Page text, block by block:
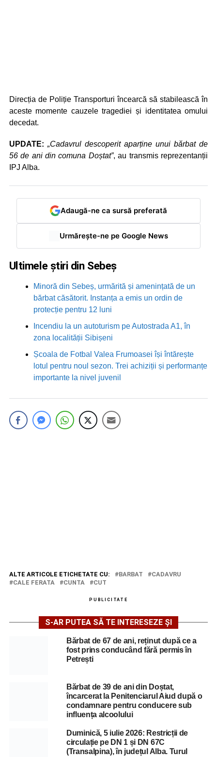
Direcția de Poliție Transporturi încearcă să stabilească în
aceste momente cauzele tragediei și identitatea omului
decedat.
UPDATE: „Cadavrul descoperit aparține unui bărbat de
56 de ani din comuna Doștat”, au transmis reprezentanții
IPJ Alba.
Adaugă-ne ca sursă preferată
Urmărește-ne pe Google News
Ultimele știri din Sebeș
Minoră din Sebeș, urmărită și amenințată de un
bărbat căsătorit. Instanța a emis un ordin de
protecție pentru 12 luni
Incendiu la un autoturism pe Autostrada A1, în
zona localității Sibișeni
Școala de Fotbal Valea Frumoasei își întărește
lotul pentru noul sezon. Trei achiziții și performanțe
importante la nivel juvenil
ALTE ARTICOLE ETICHETATE CU: BARBAT
CADAVRU
CALE FERATA
CUNTA CUT
PUBLICITATE
S-AR PUTEA SĂ TE INTERESEZE ȘI
Bărbat de 67 de ani, reținut după ce a
fost prins conducând fără permis în
Petrești
Bărbat de 39 de ani din Doștat,
încarcerat la Penitenciarul Aiud după o
condamnare pentru conducere sub
influența alcoolului
Duminică, 5 iulie 2026: Restricții de
circulație pe DN 1 și DN 67C
(Transalpina), în județul Alba. Turul